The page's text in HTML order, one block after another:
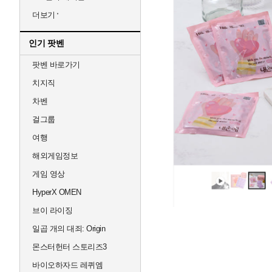
더보기
인기 팟벤
팟벤 바로가기
치지직
차벤
걸그룹
여행
해외게임정보
게임 영상
HyperX OMEN
브이 라이징
일곱 개의 대죄: Origin
몬스터헌터 스토리즈3
바이오하자드 레퀴엠